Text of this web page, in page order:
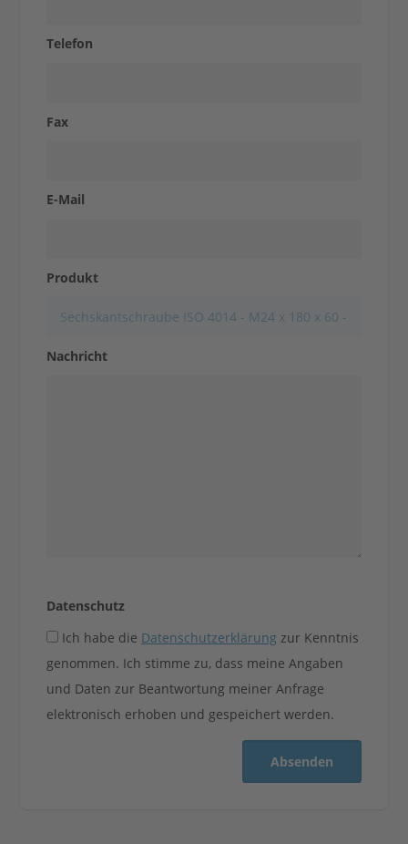
Kontakt aufnehmen
Telefon
Fax
E-Mail
Produkt
Nachricht
Datenschutz
Ich habe die Datenschutzerklärung zur Kenntnis
genommen. Ich stimme zu, dass meine Angaben
und Daten zur Beantwortung meiner Anfrage
elektronisch erhoben und gespeichert werden.
Absenden